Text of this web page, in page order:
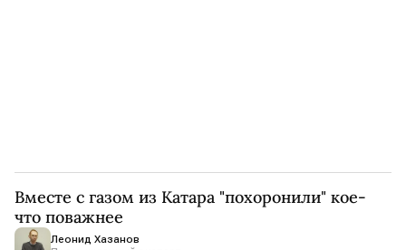
Вместе с газом из Катара "похоронили" кое-
что поважнее
Леонид Хазанов